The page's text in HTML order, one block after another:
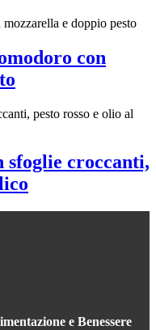
con
sfoglie croccanti,
e Benessere